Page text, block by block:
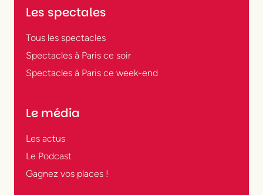
Les spectales
Tous les spectacles
Spectacles à Paris ce soir
Spectacles à Paris ce week-end
Le média
Les actus
Le Podcast
Gagnez vos places !